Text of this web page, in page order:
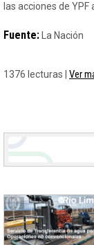
las acciones de
Fuente: La Nación
1376 lecturas | Ver